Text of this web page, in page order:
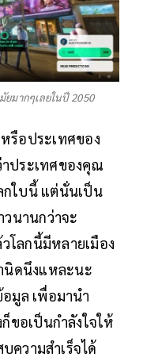
ยมากๆเลยในปี 2050
รือประเทศของ
ประเทศของคุณ
กใบนี้ แต่นั่นเป็น
วนานกว่าจะ
โลกนี้มีหลายเมือง
นิดนึงแหละนะ
มูล เพื่อมานำ
ขอเป็นกำลังใจให้
ความสำเร็จได้